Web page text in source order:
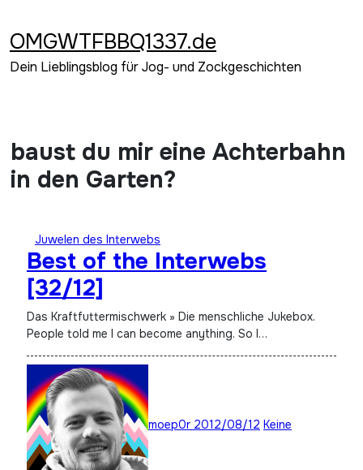
springen
OMGWTFBBQ1337.de
Dein Lieblingsblog für Jog- und Zockgeschichten
baust du mir eine Achterbahn
in den Garten?
Juwelen des Interwebs
Best of the Interwebs
[32/12]
Das Kraftfuttermischwerk » Die menschliche Jukebox.
People told me I can become anything. So I…
moep0r 2012/08/12 Keine